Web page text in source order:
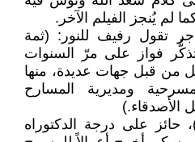
لم يُنجز الفيلم الآخر.
تقول رفيف للنور: (ثمة
فواز على مرّ السنوات
من قبل جهات عديدة، منها
ومديرية المسارح
الأصدقاء.)
الساجر (1948-1988)، حائز على درجة الدكتوراه